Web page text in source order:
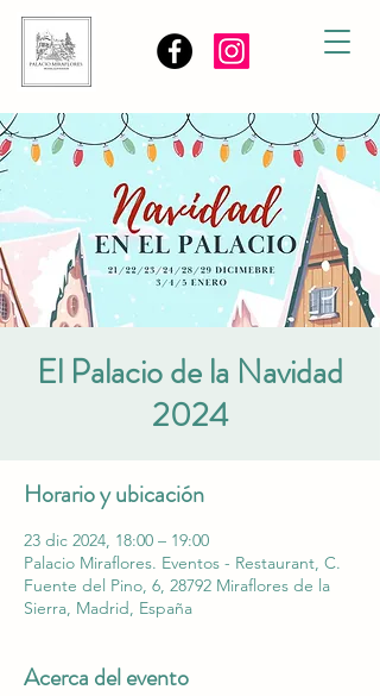
El Palacio de la Navidad
2024
Horario y ubicación
23 dic 2024, 18:00 – 19:00
Palacio Miraflores. Eventos - Restaurant, C.
Fuente del Pino, 6, 28792 Miraflores de la
Sierra, Madrid, España
Acerca del evento